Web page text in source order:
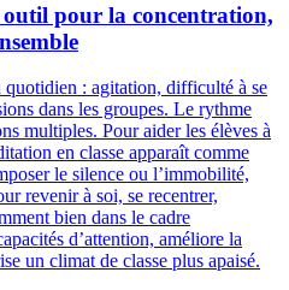
pour la concentration,
quotidien : agitation, difficulté à se
dans les groupes. Le rythme
multiples. Pour aider les élèves à
en classe apparaît comme
le silence ou l’immobilité,
revenir à soi, se recentrer,
bien dans le cadre
d’attention, améliore la
un climat de classe plus apaisé.